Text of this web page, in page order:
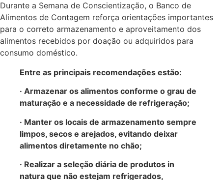
Durante a Semana de Conscientização, o Banco de
Alimentos de Contagem reforça orientações importantes
para o correto armazenamento e aproveitamento dos
alimentos recebidos por doação ou adquiridos para
consumo doméstico.
Entre as principais recomendações estão:
· Armazenar os alimentos conforme o grau de
maturação e a necessidade de refrigeração;
· Manter os locais de armazenamento sempre
limpos, secos e arejados, evitando deixar
alimentos diretamente no chão;
· Realizar a seleção diária de produtos in
natura que não estejam refrigerados,